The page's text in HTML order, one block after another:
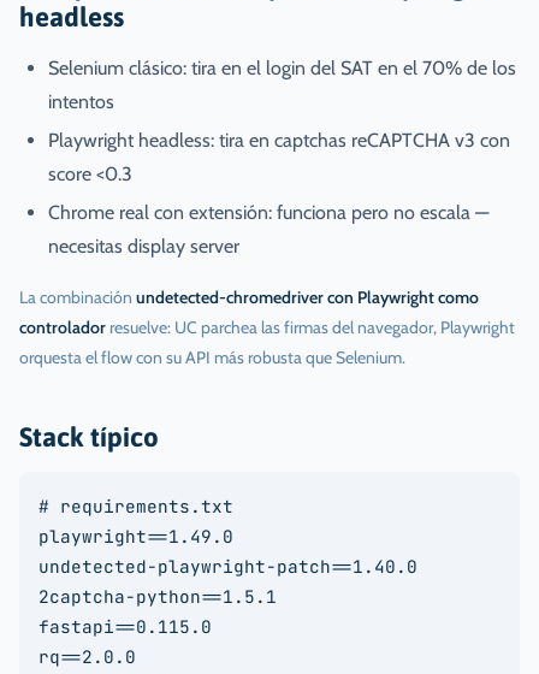
headless
Selenium clásico: tira en el login del SAT en el 70% de los
intentos
Playwright headless: tira en captchas reCAPTCHA v3 con
score <0.3
Chrome real con extensión: funciona pero no escala —
necesitas display server
La combinación undetected-chromedriver con Playwright como
controlador resuelve: UC parchea las firmas del navegador, Playwright
orquesta el flow con su API más robusta que Selenium.
Stack típico
# requirements.txt
playwright==1.49.0
undetected-playwright-patch==1.40.0
2captcha-python==1.5.1
fastapi==0.115.0
rq==2.0.0